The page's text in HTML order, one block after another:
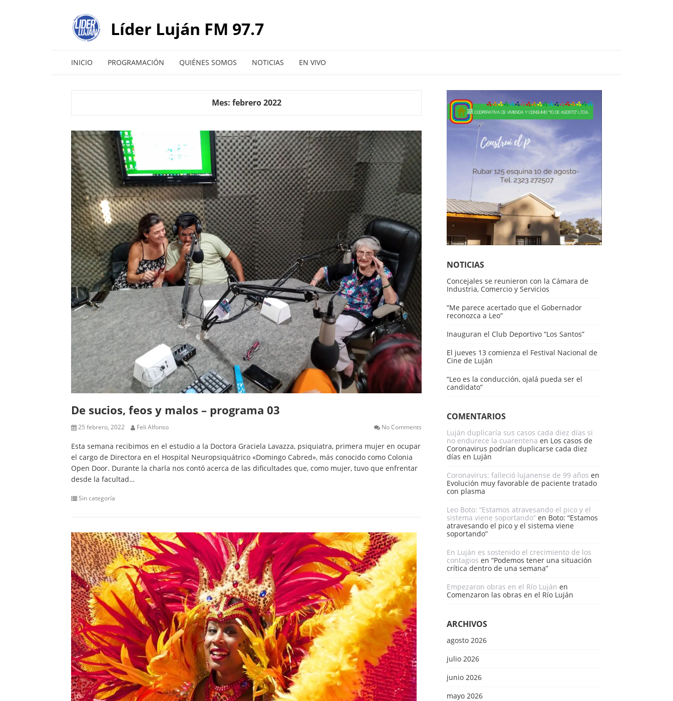
Líder Luján FM 97.7
INICIO PROGRAMACIÓN QUIÉNES SOMOS NOTICIAS EN VIVO
Mes: febrero 2022
De sucios, feos y malos – programa 03
25 febrero, 2022 Feli Alfonso No Comments
Esta semana recibimos en el estudio a la Doctora Graciela Lavazza, psiquiatra, primera mujer en ocupar
el cargo de Directora en el Hospital Neuropsiquátrico «Domingo Cabred», más conocido como Colonia
Open Door. Durante la charla nos contó acerca de las dificultades que, como mujer, tuvo que enfrentar
desde la facultad…
Sin categoría
NOTICIAS
Concejales se reunieron con la Cámara de
Industria, Comercio y Servicios
“Me parece acertado que el Gobernador
reconozca a Leo”
Inauguran el Club Deportivo “Los Santos”
El jueves 13 comienza el Festival Nacional de
Cine de Luján
“Leo es la conducción, ojalá pueda ser el
candidato”
COMENTARIOS
Luján duplicaría sus casos cada diez días si
no endurece la cuarentena en Los casos de
Coronavirus podrían duplicarse cada diez
días en Luján
Coronavirus: falleció lujanense de 99 años en
Evolución muy favorable de paciente tratado
con plasma
Leo Boto: “Estamos atravesando el pico y el
sistema viene soportando” en Boto: “Estamos
atravesando el pico y el sistema viene
soportando”
En Luján es sostenido el crecimiento de los
contagios en “Podemos tener una situación
crítica dentro de una semana”
Empezaron obras en el Río Luján en
Comenzaron las obras en el Río Luján
ARCHIVOS
agosto 2026
julio 2026
junio 2026
mayo 2026